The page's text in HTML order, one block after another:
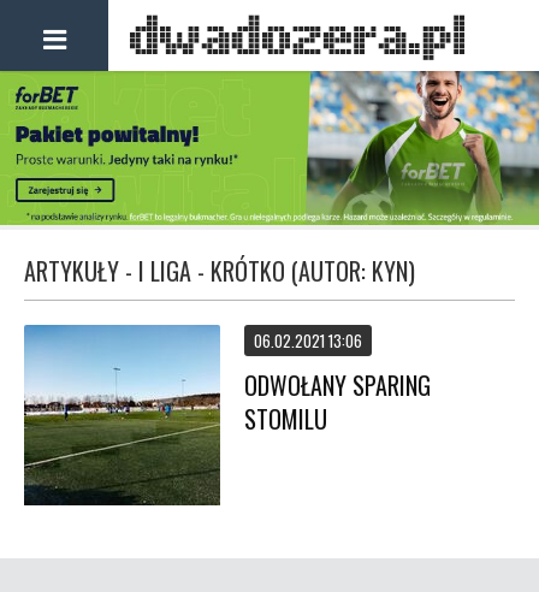
ARTYKUŁY - I LIGA - KRÓTKO (AUTOR: KYN)
06.02.2021 13:06
ODWOŁANY SPARING
STOMILU